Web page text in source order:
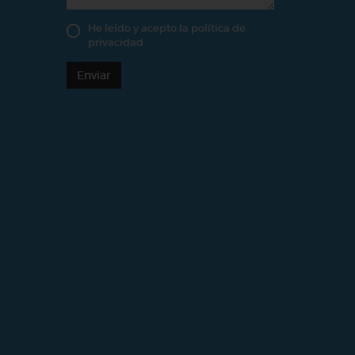
He leído y acepto la política de
privacidad
Enviar